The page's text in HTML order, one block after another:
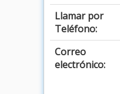
Llamar por
Teléfono:
Correo
electrónico: